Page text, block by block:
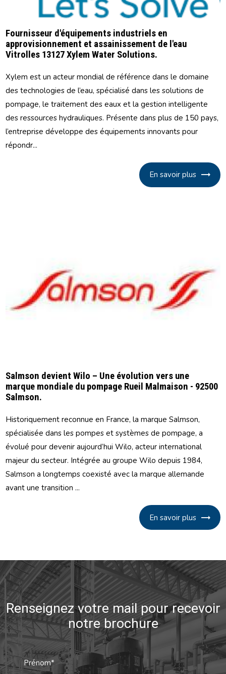
Fournisseur d'équipements industriels en
approvisionnement et assainissement de l'eau
Vitrolles 13127 Xylem Water Solutions.
Xylem est un acteur mondial de référence dans le domaine
des technologies de l’eau, spécialisé dans les solutions de
pompage, le traitement des eaux et la gestion intelligente
des ressources hydrauliques. Présente dans plus de 150 pays,
l’entreprise développe des équipements innovants pour
répondr...
En savoir plus
Salmson devient Wilo – Une évolution vers une
marque mondiale du pompage Rueil Malmaison - 92500
Salmson.
Historiquement reconnue en France, la marque Salmson,
spécialisée dans les pompes et systèmes de pompage, a
évolué pour devenir aujourd’hui Wilo, acteur international
majeur du secteur. Intégrée au groupe Wilo depuis 1984,
Salmson a longtemps coexisté avec la marque allemande
avant une transition ...
En savoir plus
Renseignez votre mail pour recevoir
notre brochure
Prénom*